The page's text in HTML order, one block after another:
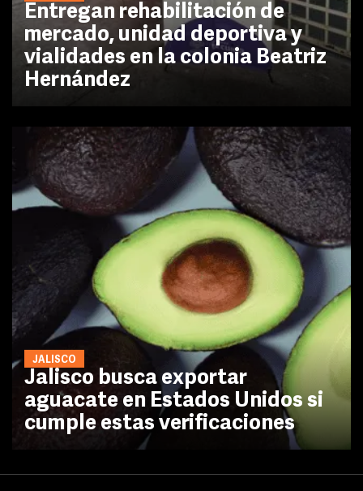
Entregan rehabilitación de
mercado, unidad deportiva y
vialidades en la colonia Beatriz
Hernández
JALISCO
Jalisco busca exportar
aguacate en Estados Unidos si
cumple estas verificaciones